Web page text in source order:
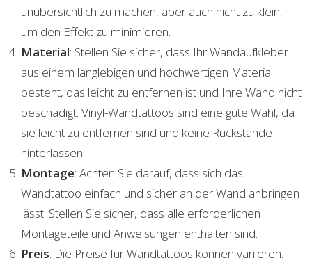
unübersichtlich zu machen, aber auch nicht zu klein,
um den Effekt zu minimieren.
Material: Stellen Sie sicher, dass Ihr Wandaufkleber
aus einem langlebigen und hochwertigen Material
besteht, das leicht zu entfernen ist und Ihre Wand nicht
beschädigt. Vinyl-Wandtattoos sind eine gute Wahl, da
sie leicht zu entfernen sind und keine Rückstände
hinterlassen.
Montage: Achten Sie darauf, dass sich das
Wandtattoo einfach und sicher an der Wand anbringen
lässt. Stellen Sie sicher, dass alle erforderlichen
Montageteile und Anweisungen enthalten sind.
Preis: Die Preise für Wandtattoos können variieren.